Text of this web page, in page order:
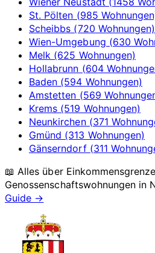
St. Pölten (985
Scheibbs (720 Wohnungen)
Wien-Umgebung (630
Melk (625 Wohnungen)
Hollabrunn (604
Baden (594 Wohnungen)
Amstetten (569
Krems (519 Wohnungen)
Neunkirchen (371
Gmünd (313 Wohnungen)
Gänserndorf (311
📖 Alles über
Genossenschaftswohnungen in
Guide →